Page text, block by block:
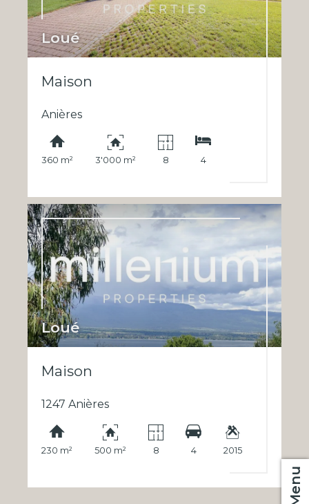
Menu
Loué
Maison
Anières
360 m² 3'000 m² 8 4
Loué
Maison
1247 Anières
230 m² 500 m² 8 4 2015